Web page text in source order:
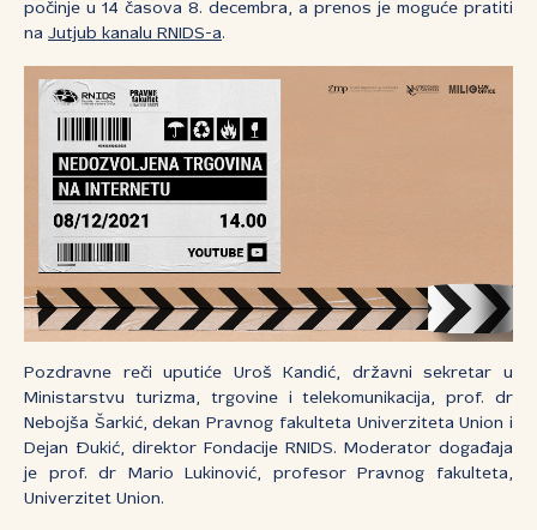
počinje u 14 časova 8. decembra, a prenos je moguće pratiti
na Jutjub kanalu RNIDS-a.
Pozdravne reči uputiće Uroš Kandić, državni sekretar u
Ministarstvu turizma, trgovine i telekomunikacija, prof. dr
Nebojša Šarkić, dekan Pravnog fakulteta Univerziteta Union i
Dejan Đukić, direktor Fondacije RNIDS. Moderator događaja
je prof. dr Mario Lukinović, profesor Pravnog fakulteta,
Univerzitet Union.